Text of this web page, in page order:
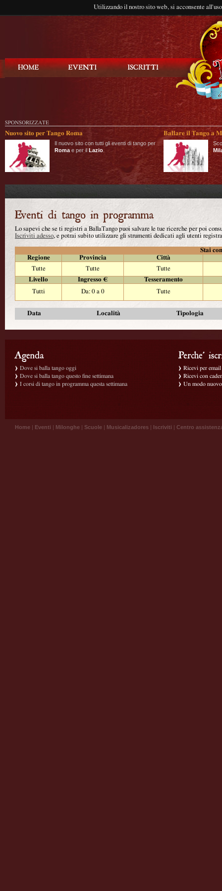
Utilizzando il nostro sito web, si acconsente
SPONSORIZZATE
Nuovo sito per Tango Roma
Il nuovo sito con tutti gli eventi di tango per
Roma e per il Lazio
Ballare il Tango a
Lo sapevi che se ti registri a BallaTango puoi salvare le tue ricerche per poi
Iscriviti adesso, e potrai subito utilizzare gli strumenti dedicati agli utenti
Stai
Regione
Provincia
Città
Tutte
Tutte
Tutte
Livello
Ingresso €
Tesseramento
Tutti
Da: 0 a 0 Tutte
Data Località Tipologia
Dove si balla tango oggi
Dove si balla tango questo fine settimana
I corsi di tango in programma questa settimana
Ricevi per
Ricevi con
Un modo
Home | Eventi | Milonghe | Scuole | Musicalizadores | Iscriviti | Centro